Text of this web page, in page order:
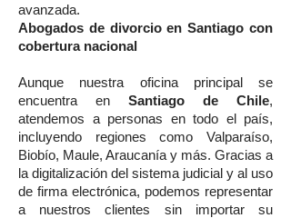
avanzada.
Abogados de divorcio en Santiago con
cobertura nacional
Aunque nuestra oficina principal se
encuentra en Santiago de Chile,
atendemos a personas en todo el país,
incluyendo regiones como Valparaíso,
Biobío, Maule, Araucanía y más. Gracias a
la digitalización del sistema judicial y al uso
de firma electrónica, podemos representar
a nuestros clientes sin importar su